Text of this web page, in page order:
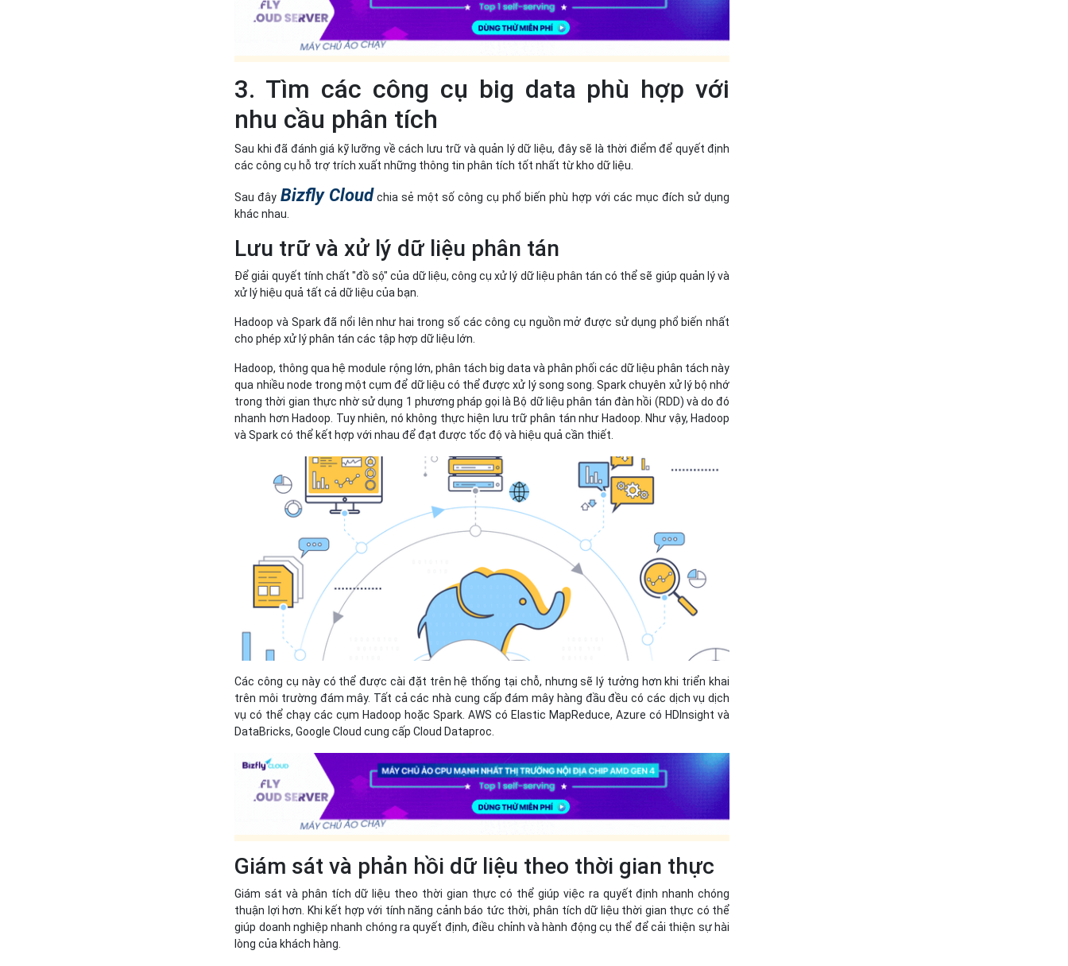
3. Tìm các công cụ big data phù hợp với
nhu cầu phân tích
Sau khi đã đánh giá kỹ lưỡng về cách lưu trữ và quản lý dữ liệu, đây sẽ là thời điểm để quyết định
các công cụ hỗ trợ trích xuất những thông tin phân tích tốt nhất từ kho dữ liệu.
Sau đây Bizfly Cloudchia sẻ một số công cụ phổ biến phù hợp với các mục đích sử dụng
khác nhau.
Lưu trữ và xử lý dữ liệu phân tán
Để giải quyết tính chất "đồ sộ" của dữ liệu, công cụ xử lý dữ liệu phân tán có thể sẽ giúp quản lý và
xử lý hiệu quả tất cả dữ liệu của bạn.
Hadoop và Spark đã nổi lên như hai trong số các công cụ nguồn mở được sử dụng phổ biến nhất
cho phép xử lý phân tán các tập hợp dữ liệu lớn.
Hadoop, thông qua hệ module rộng lớn, phân tách big data và phân phối các dữ liệu phân tách này
qua nhiều node trong một cụm để dữ liệu có thể được xử lý song song. Spark chuyên xử lý bộ nhớ
trong thời gian thực nhờ sử dụng 1 phương pháp gọi là Bộ dữ liệu phân tán đàn hồi (RDD) và do đó
nhanh hơn Hadoop. Tuy nhiên, nó không thực hiện lưu trữ phân tán như Hadoop. Như vậy, Hadoop
và Spark có thể kết hợp với nhau để đạt được tốc độ và hiệu quả cần thiết.
Các công cụ này có thể được cài đặt trên hệ thống tại chỗ, nhưng sẽ lý tưởng hơn khi triển khai
trên môi trường đám mây. Tất cả các nhà cung cấp đám mây hàng đầu đều có các dịch vụ dịch
vụ có thể chạy các cụm Hadoop hoặc Spark. AWS có Elastic MapReduce, Azure có HDInsight và
DataBricks, Google Cloud cung cấp Cloud Dataproc.
Giám sát và phản hồi dữ liệu theo thời gian thực
Giám sát và phân tích dữ liệu theo thời gian thực có thể giúp việc ra quyết định nhanh chóng
thuận lợi hơn. Khi kết hợp với tính năng cảnh báo tức thời, phân tích dữ liệu thời gian thực có thể
giúp doanh nghiệp nhanh chóng ra quyết định, điều chỉnh và hành động cụ thể để cải thiện sự hài
lòng của khách hàng.